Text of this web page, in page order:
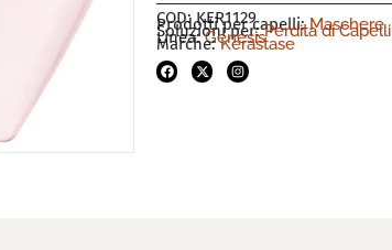
COD: KER1129
Prodotti per capelli:Maschere
Soluzioni per:Perdita di Capelli
Linea:Genesis
Marche:Kerastase